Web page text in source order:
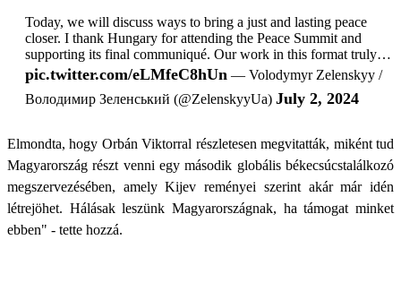
Today, we will discuss ways to bring a just and lasting peace
closer. I thank Hungary for attending the Peace Summit and
supporting its final communiqué. Our work in this format truly…
pic.twitter.com/eLMfeC8hUn — Volodymyr Zelenskyy /
Володимир Зеленський (@ZelenskyyUa) July 2, 2024
Elmondta, hogy Orbán Viktorral részletesen megvitatták, miként tud
Magyarország részt venni egy második globális békecsúcstalálkozó
megszervezésében, amely Kijev reményei szerint akár már idén
létrejöhet. Hálásak leszünk Magyarországnak, ha támogat minket
ebben" - tette hozzá.